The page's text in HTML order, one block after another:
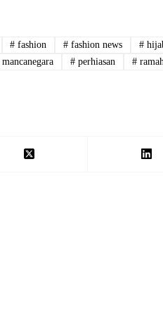
# fashion # fashion news #
mancanegara # perhiasan #